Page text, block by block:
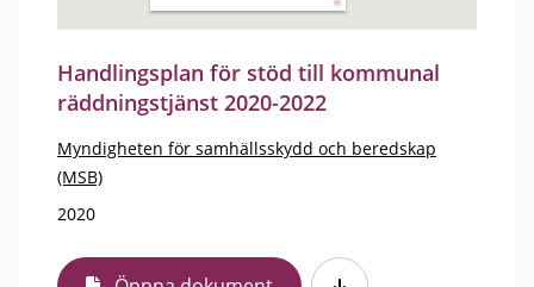
Handlingsplan för stöd till kommunal
räddningstjänst 2020-2022
Myndigheten för samhällsskydd och beredskap
(MSB)
2020